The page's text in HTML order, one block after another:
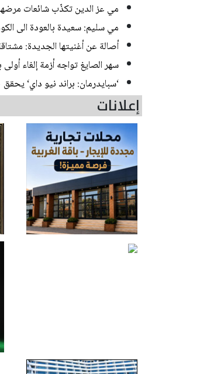
مي عز الدين تكذّب شائعات
مي سليم: سعيدة بالعودة الى
أصالة عن أغنيتها الجديدة:
سهر الصايغ تواجه أزمة إلغاء
‘سبايدرمان: براند نيو داي‘ يحقق 355 مليون دولار في أمريكا وكندا بأول أيام عرضه
إعلانات